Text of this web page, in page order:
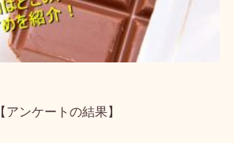
【アンケートの結果】